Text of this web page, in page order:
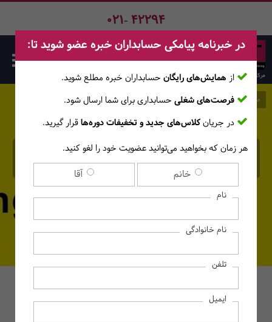
021- 42294
حسابداری صنعتی چیست؟
صفحه اصلی وبلاگ
حسابداری صنعتی چیست؟
در خبرنامه پیامکی حسابداران خبره عضو شوید تا:
از همایش‌های رایگان حسابداران خبره مطلع ‎شوید.
فرصت‌های شغلی حسابداری برای شما ارسال شود.
در جریانکلاس‌های جدید و تخفیفات دوره‌هاقرار گیرید.
هر زمان که بخواهید می‌توانید عضویت خود را لغو کنید.
خانم آقا
نام
نام خانوادگی
تلفن
ایمیل